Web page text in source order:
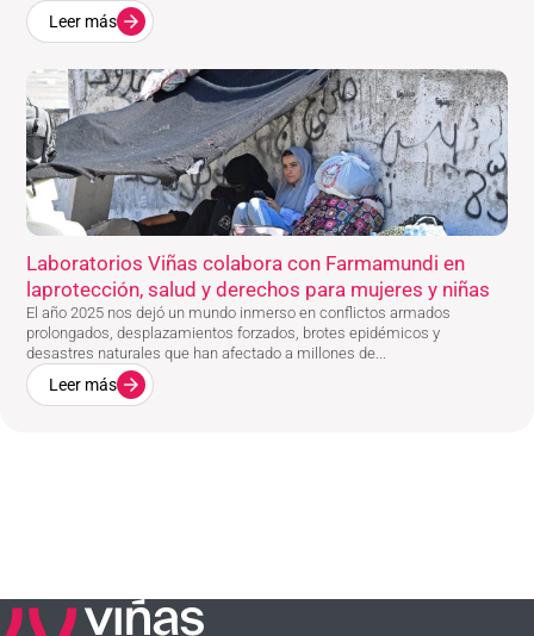
Leer más
Laboratorios Viñas colabora con Farmamundi en
laprotección, salud y derechos para mujeres y niñas
El año 2025 nos dejó un mundo inmerso en conflictos armados
prolongados, desplazamientos forzados, brotes epidémicos y
desastres naturales que han afectado a millones de...
Leer más